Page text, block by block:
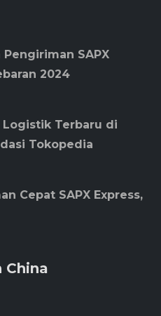
SAPX
2024
Logistik Terbaru di
Tokopedia
Cepat SAPX Express,
China